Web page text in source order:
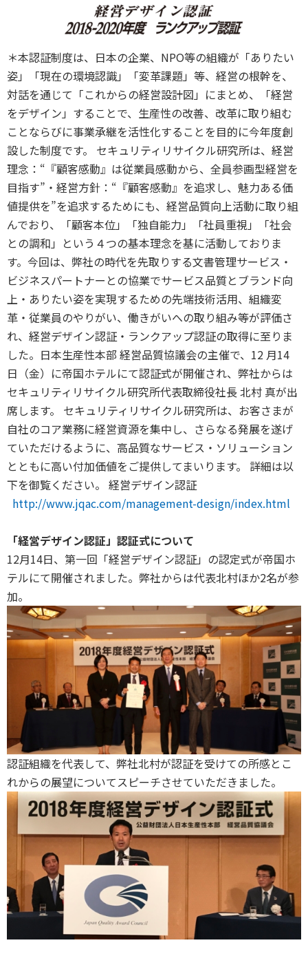
＊本認証制度は、日本の企業、NPO等の組織が「ありたい
姿」「現在の環境認識」「変革課題」等、経営の根幹を、
対話を通じて「これからの経営設計図」にまとめ、「経営
をデザイン」することで、生産性の改善、改革に取り組む
ことならびに事業承継を活性化することを目的に今年度創
設した制度です。 セキュリティリサイクル研究所は、経営
理念：“『顧客感動』は従業員感動から、全員参画型経営を
目指す”・経営方針：“『顧客感動』を追求し、魅力ある価
値提供を”を追求するためにも、経営品質向上活動に取り組
んでおり、「顧客本位」「独自能力」「社員重視」「社会
との調和」という４つの基本理念を基に活動しておりま
す。今回は、弊社の時代を先取りする文書管理サービス・
ビジネスパートナーとの協業でサービス品質とブランド向
上・ありたい姿を実現するための先端技術活用、組織変
革・従業員のやりがい、働きがいへの取り組み等が評価さ
れ、経営デザイン認証・ランクアップ認証の取得に至りま
した。日本生産性本部 経営品質協議会の主催で、12 月14
日（金）に帝国ホテルにて認証式が開催され、弊社からは
セキュリティリサイクル研究所代表取締役社長 北村 真が出
席します。 セキュリティリサイクル研究所は、お客さまが
自社のコア業務に経営資源を集中し、さらなる発展を遂げ
ていただけるように、高品質なサービス・ソリューション
とともに高い付加価値をご提供してまいります。 詳細は以
下を御覧ください。 経営デザイン認証
http://www.jqac.com/management-design/index.html
「経営デザイン認証」認証式について
12月14日、第一回「経営デザイン認証」の認定式が帝国ホ
テルにて開催されました。弊社からは代表北村ほか2名が参
加。
認証組織を代表して、弊社北村が認証を受けての所感とこ
れからの展望についてスピーチさせていただきました。